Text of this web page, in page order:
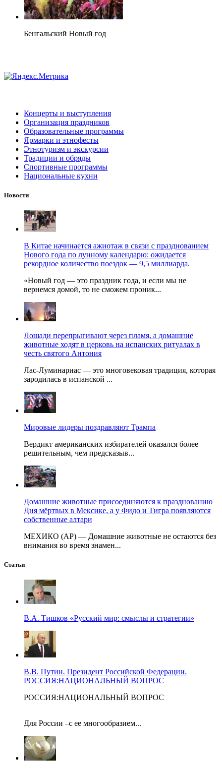
Бенгальский Новый год
Концерты и выступления
Организация праздников
Образовательные программы
Ярмарки и этнофесты
Этнотуризм и экскурсии
Традиции и обряды
Спортивные программы
Национальные кухни
Новости
В Китае начинается ажиотаж в связи с празднованием
Нового года по лунному календарю: ожидается
рекордное количество поездок — 9,5 миллиарда.
«Новый год — это праздник года, и если мы не
вернемся домой, то не сможем проник...
Лошади перепрыгивают через пламя, а домашние
животные ходят в церковь на испанских ритуалах в
честь святого Антония
Лас-Луминариас — это многовековая традиция, которая
зародилась в испанской ...
Мировые лидеры поздравляют Трампа
Вердикт американских избирателей оказался более
решительным, чем предсказыв...
Домашние животные присоединяются к празднованию
Дня мёртвых в Мексике, а у Фидо и Тигра появляются
собственные алтари
МЕХИКО (AP) — Домашние животные не остаются без
внимания во время знамен...
Статьи
В.А. Тишков «Русский мир: смыслы и стратегии»
В.В. Путин. Президент Российской Федерации.
РОССИЯ:НАЦИОНАЛЬНЫЙ ВОПРОС
РОССИЯ:НАЦИОНАЛЬНЫЙ ВОПРОС
Для России –с ее многообразием...